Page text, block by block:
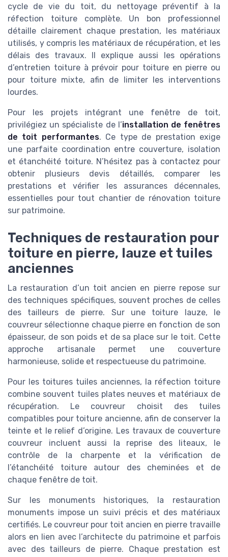
cycle de vie du toit, du nettoyage préventif à la
réfection toiture complète. Un bon professionnel
détaille clairement chaque prestation, les matériaux
utilisés, y compris les matériaux de récupération, et les
délais des travaux. Il explique aussi les opérations
d’entretien toiture à prévoir pour toiture en pierre ou
pour toiture mixte, afin de limiter les interventions
lourdes.
Pour les projets intégrant une fenêtre de toit,
privilégiez un spécialiste de l’installation de fenêtres
de toit performantes. Ce type de prestation exige
une parfaite coordination entre couverture, isolation
et étanchéité toiture. N’hésitez pas à contactez pour
obtenir plusieurs devis détaillés, comparer les
prestations et vérifier les assurances décennales,
essentielles pour tout chantier de rénovation toiture
sur patrimoine.
Techniques de restauration pour
toiture en pierre, lauze et tuiles
anciennes
La restauration d’un toit ancien en pierre repose sur
des techniques spécifiques, souvent proches de celles
des tailleurs de pierre. Sur une toiture lauze, le
couvreur sélectionne chaque pierre en fonction de son
épaisseur, de son poids et de sa place sur le toit. Cette
approche artisanale permet une couverture
harmonieuse, solide et respectueuse du patrimoine.
Pour les toitures tuiles anciennes, la réfection toiture
combine souvent tuiles plates neuves et matériaux de
récupération. Le couvreur choisit des tuiles
compatibles pour toiture ancienne, afin de conserver la
teinte et le relief d’origine. Les travaux de couverture
couvreur incluent aussi la reprise des liteaux, le
contrôle de la charpente et la vérification de
l’étanchéité toiture autour des cheminées et de
chaque fenêtre de toit.
Sur les monuments historiques, la restauration
monuments impose un suivi précis et des matériaux
certifiés. Le couvreur pour toit ancien en pierre travaille
alors en lien avec l’architecte du patrimoine et parfois
avec des tailleurs de pierre. Chaque prestation est